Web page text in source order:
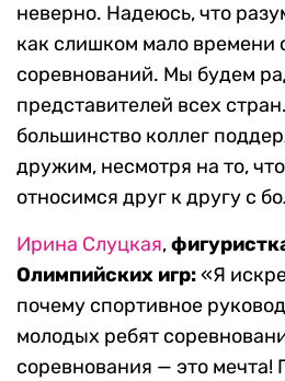
неверно. Надеюсь, что
как слишком мало времени
соревнований. Мы будем
представителей всех
большинство коллег
дружим, несмотря на то,
относимся друг к другу с
Ирина Слуцкая,
Олимпийских игр:«Я
почему спортивное
молодых ребят
соревнования — это мечта!